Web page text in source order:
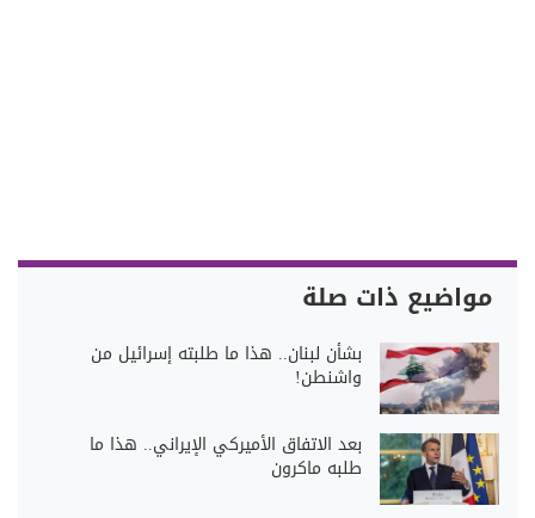
مواضيع ذات صلة
بشأن لبنان.. هذا ما طلبته إسرائيل من
واشنطن!
بعد الاتفاق الأميركي الإيراني.. هذا ما
طلبه ماكرون